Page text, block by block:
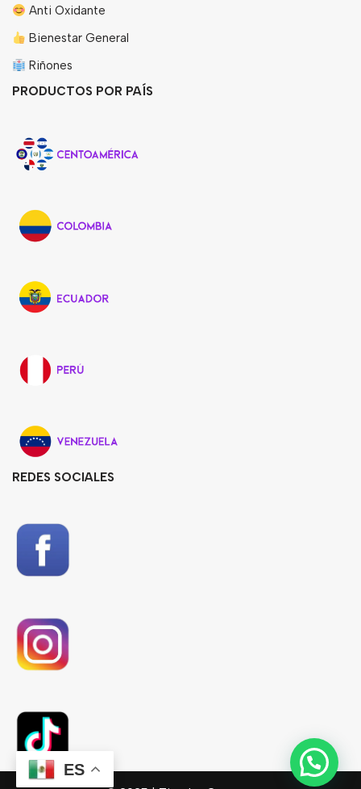
Anti Oxidante
Bienestar General
Riñones
PRODUCTOS POR PAÍS
REDES SOCIALES
ES